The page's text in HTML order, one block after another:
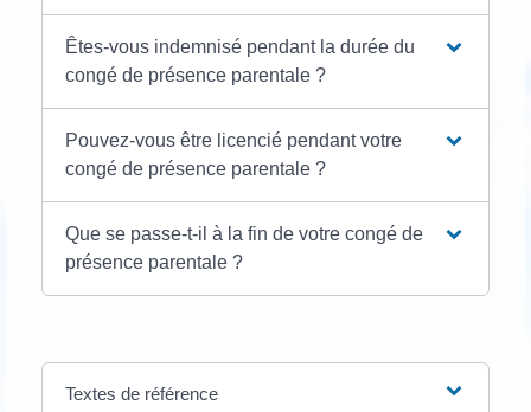
Êtes-vous indemnisé pendant la durée du
congé de présence parentale ?
Pouvez-vous être licencié pendant votre
congé de présence parentale ?
Que se passe-t-il à la fin de votre congé de
présence parentale ?
Textes de référence